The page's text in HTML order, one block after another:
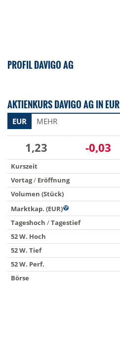
PROFIL DAVIGO AG
AKTIENKURS DAVIGO AG IN EUR
EUR MEHR
1,23 -0,03
Kurszeit
Vortag/ Eröffnung
Volumen (Stück)
Marktkap. (EUR)
Tageshoch /Tagestief
52 W. Hoch
52 W. Tief
52 W. Perf.
Börse